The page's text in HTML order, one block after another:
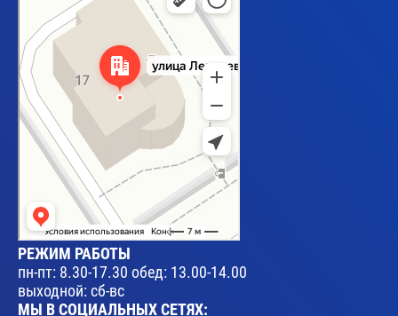
РЕЖИМ РАБОТЫ
пн-пт: 8.30-17.30 обед: 13.00-14.00
выходной: сб-вс
МЫ В СОЦИАЛЬНЫХ СЕТЯХ: